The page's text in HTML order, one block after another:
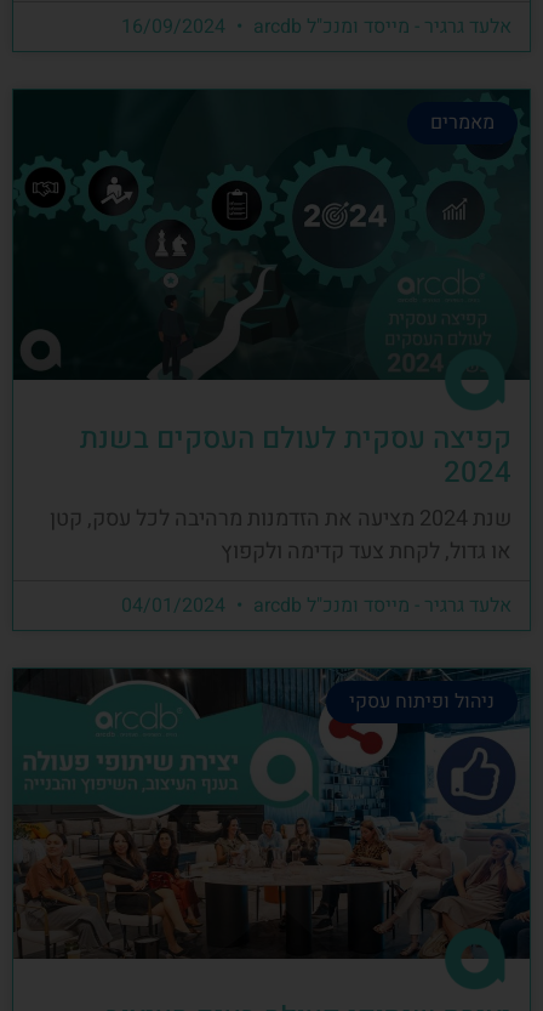
אלעד גרגיר - מייסד ומנכ"ל arcdb
מאמרים
קפיצה עסקית לעולם העסקים בשנת
2024
שנת 2024 מציעה את הזדמנות מרהיבה לכל עסק, קטן
או גדול, לקחת צעד קדימה ולקפוץ
אלעד גרגיר - מייסד ומנכ"ל arcdb
ניהול ופיתוח עסקי